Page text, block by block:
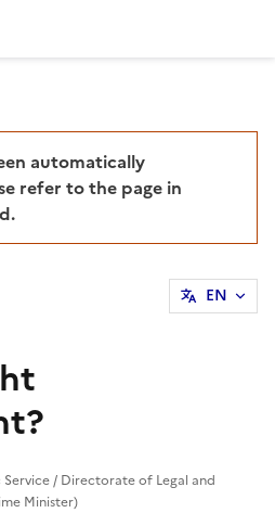
refer to the page in
EN
/ Directorate of Legal and
Minister)